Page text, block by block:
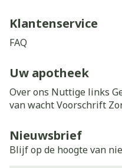
Klantenservice
FAQ
Uw apotheek
Over ons Nuttige links
van wachtVoorschrift
Nieuwsbrief
Blijf op de hoogte van